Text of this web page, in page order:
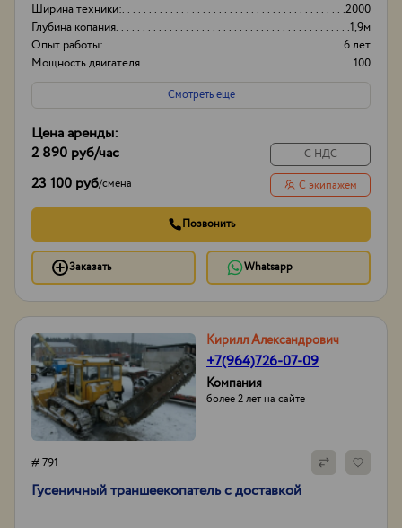
Ширина техники:
2000
Глубина копания
1,9м
Опыт работы:
6 лет
Мощность двигателя
100
Смотреть еще
Цена аренды:
2 890 руб/час
23 100 руб/смена
С НДС
С экипажем
Позвонить
Заказать Whatsapp
Кирилл Александрович
+7(964)726-07-09
Компания
более 2 лет на сайте
# 791
Гусеничный траншеекопатель с доставкой